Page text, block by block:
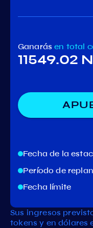
Ganarás en total
11549.02
Fecha de la
Período de
Fecha límite
Sus ingresos
tokens y en dólares